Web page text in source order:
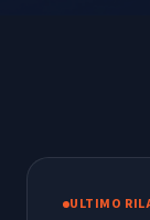
ULTIMO